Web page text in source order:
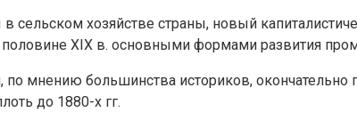
сельском хозяйстве страны, новый
XIX в. основными формами развития
по мнению большинства историков,
до 1880-х гг.